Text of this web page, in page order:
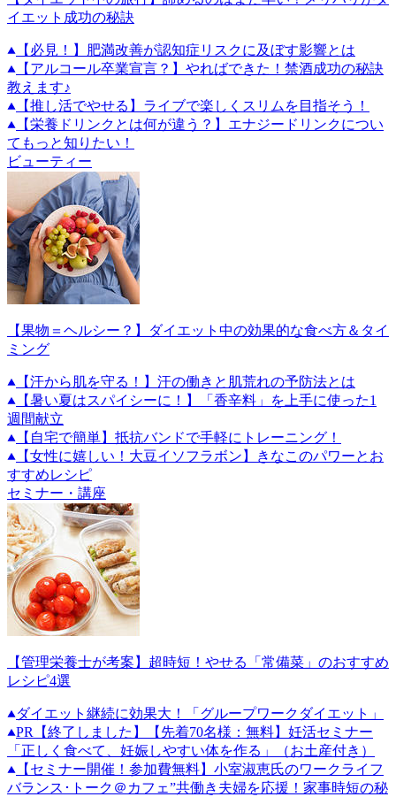
イエット成功の秘訣
【必見！】肥満改善が認知症リスクに及ぼす影響とは
【アルコール卒業宣言？】やればできた！禁酒成功の秘訣
教えます♪
【推し活でやせる】ライブで楽しくスリムを目指そう！
【栄養ドリンクとは何が違う？】エナジードリンクについ
てもっと知りたい！
ビューティー
【果物＝ヘルシー？】ダイエット中の効果的な食べ方＆タイ
ミング
【汗から肌を守る！】汗の働きと肌荒れの予防法とは
【暑い夏はスパイシーに！】「香辛料」を上手に使った1
週間献立
【自宅で簡単】抵抗バンドで手軽にトレーニング！
【女性に嬉しい！大豆イソフラボン】きなこのパワーとお
すすめレシピ
セミナー・講座
【管理栄養士が考案】超時短！やせる「常備菜」のおすすめ
レシピ4選
ダイエット継続に効果大！「グループワークダイエット」
PR 【終了しました】【先着70名様：無料】妊活セミナー
「正しく食べて、妊娠しやすい体を作る」（お土産付き）
【セミナー開催！参加費無料】小室淑恵氏のワークライフ
バランス･トーク＠カフェ”共働き夫婦を応援！家事時短の秘